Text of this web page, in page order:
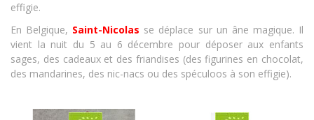
effigie.
En Belgique, Saint-Nicolas se déplace sur un âne magique. Il
vient la nuit du 5 au 6 décembre pour déposer aux enfants
sages, des cadeaux et des friandises (des figurines en chocolat,
des mandarines, des nic-nacs ou des spéculoos à son effigie).